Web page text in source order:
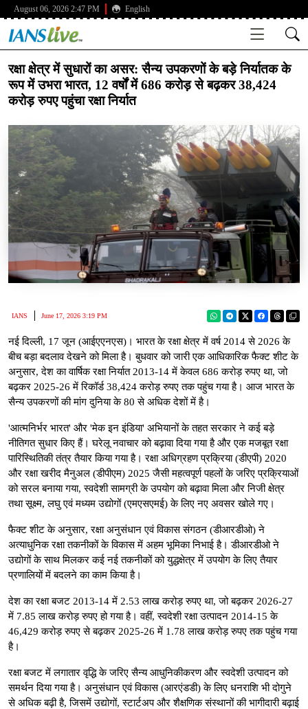
August 06, 2026 2:47 PM English
रक्षा क्षेत्र में सुधारों का असर: सैन्य उपकरणों के बड़े निर्यातक के
रूप में उभरा भारत, 12 वर्षों में 686 करोड़ से बढ़कर 38,424
करोड़ रुपए पहुंचा रक्षा निर्यात
IANS June 17, 2026 3:19 PM
नई दिल्ली, 17 जून (आईएएनएस)। भारत के रक्षा क्षेत्र में वर्ष 2014 से 2026 के
बीच बड़ा बदलाव देखने को मिला है। बुधवार को जारी एक आधिकारिक फैक्ट शीट के
अनुसार, देश का वार्षिक रक्षा निर्यात 2013-14 में केवल 686 करोड़ रुपए था, जो
बढ़कर 2025-26 में रिकॉर्ड 38,424 करोड़ रुपए तक पहुंच गया है। आज भारत के
सैन्य उपकरणों की मांग दुनिया के 80 से अधिक देशों में है।
'आत्मनिर्भर भारत' और 'मेक इन इंडिया' अभियानों के तहत सरकार ने कई बड़े
नीतिगत सुधार किए हैं। घरेलू नवाचार को बढ़ावा दिया गया है और एक मजबूत रक्षा
पारिस्थितिकी तंत्र तैयार किया गया है। रक्षा अधिग्रहण प्रक्रिया (डीएपी) 2020
और रक्षा खरीद मैनुअल (डीपीएम) 2025 जैसी महत्वपूर्ण पहलों के जरिए प्रक्रियाओं
को सरल बनाया गया, स्वदेशी सामग्री के उपयोग को बढ़ावा मिला और निजी क्षेत्र
तथा सूक्ष्म, लघु एवं मध्यम उद्योगों (एमएसएमई) के लिए नए अवसर खोले गए।
फैक्ट शीट के अनुसार, रक्षा अनुसंधान एवं विकास संगठन (डीआरडीओ) ने
अत्याधुनिक रक्षा तकनीकों के विकास में अहम भूमिका निभाई है। डीआरडीओ ने
उद्योगों के साथ मिलकर कई नई तकनीकों को युद्धक्षेत्र में उपयोग के लिए तैयार
प्रणालियों में बदलने का काम किया है।
देश का रक्षा बजट 2013-14 में 2.53 लाख करोड़ रुपए था, जो बढ़कर 2026-27
में 7.85 लाख करोड़ रुपए हो गया है। वहीं, स्वदेशी रक्षा उत्पादन 2014-15 के
46,429 करोड़ रुपए से बढ़कर 2025-26 में 1.78 लाख करोड़ रुपए तक पहुंच गया
है।
रक्षा बजट में लगातार वृद्धि के जरिए सैन्य आधुनिकीकरण और स्वदेशी उत्पादन को
समर्थन दिया गया है। अनुसंधान एवं विकास (आरएंडडी) के लिए धनराशि भी दोगुने
से अधिक बढ़ी है, जिसमें उद्योगों, स्टार्टअप और शैक्षणिक संस्थानों की भागीदारी बढ़ाई